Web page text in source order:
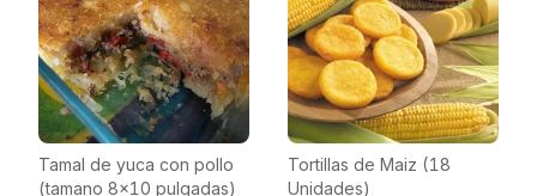
Tamal de yuca con pollo
(tamano 8x10 pulgadas)
Tortillas de Maiz (18
Unidades)